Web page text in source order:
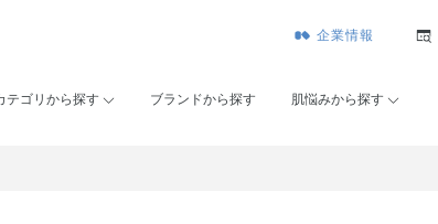
企業情報
テゴリから探す ブランドから探す 肌悩みから探す